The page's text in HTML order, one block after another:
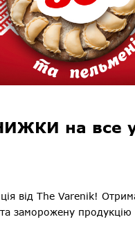
на все у
від The Varenik!
заморожену